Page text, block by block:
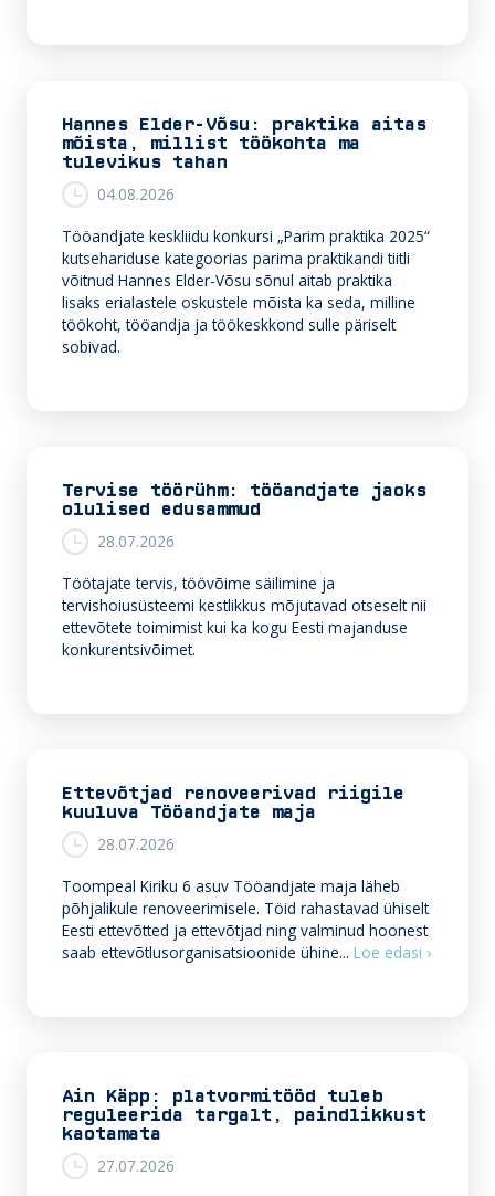
Hannes Elder-Võsu: praktika aitas
mõista, millist töökohta ma
tulevikus tahan
04.08.2026
Tööandjate keskliidu konkursi „Parim praktika 2025“
kutsehariduse kategoorias parima praktikandi tiitli
võitnud Hannes Elder-Võsu sõnul aitab praktika
lisaks erialastele oskustele mõista ka seda, milline
töökoht, tööandja ja töökeskkond sulle päriselt
sobivad.
Tervise töörühm: tööandjate jaoks
olulised edusammud
28.07.2026
Töötajate tervis, töövõime säilimine ja
tervishoiusüsteemi kestlikkus mõjutavad otseselt nii
ettevõtete toimimist kui ka kogu Eesti majanduse
konkurentsivõimet.
Ettevõtjad renoveerivad riigile
kuuluva Tööandjate maja
28.07.2026
Toompeal Kiriku 6 asuv Tööandjate maja läheb
põhjalikule renoveerimisele. Töid rahastavad ühiselt
Eesti ettevõtted ja ettevõtjad ning valminud hoonest
saab ettevõtlusorganisatsioonide ühine... Loe edasi ›E
Ain Käpp: platvormitööd tuleb
reguleerida targalt, paindlikkust
kaotamata
27.07.2026